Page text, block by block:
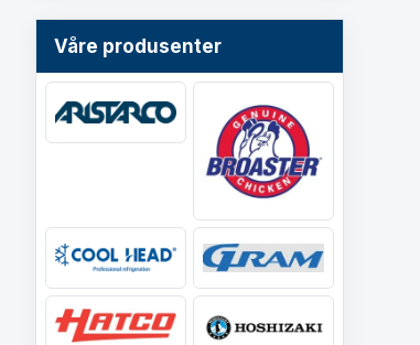
Våre produsenter